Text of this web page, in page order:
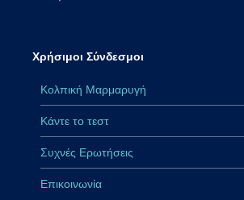
Χρήσιμοι Σύνδεσμοι
Κολπική Μαρμαρυγή
Κάντε το τεστ
Συχνές Ερωτήσεις
Επικοινωνία